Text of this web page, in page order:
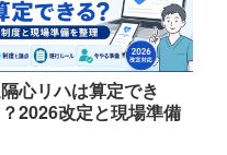
心リハは算定でき
2026改定と現場準備